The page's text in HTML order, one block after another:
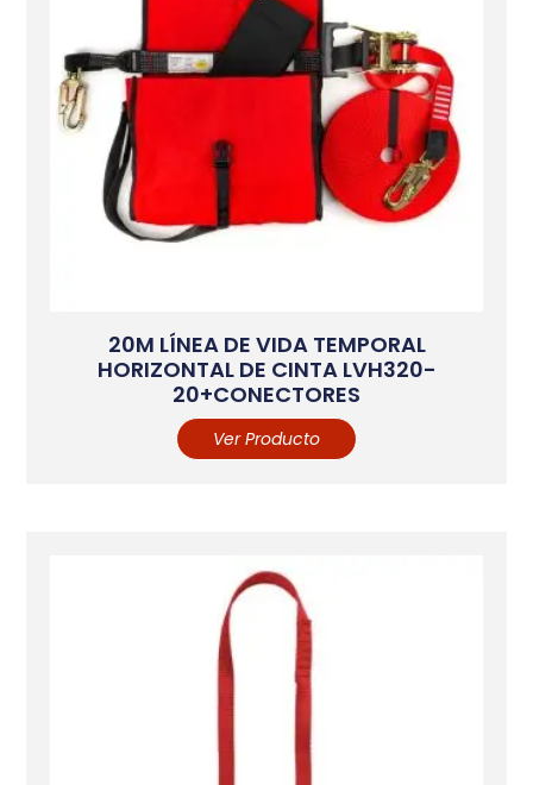
20M LÍNEA DE VIDA TEMPORAL
HORIZONTAL DE CINTA LVH320-
20+CONECTORES
Ver Producto